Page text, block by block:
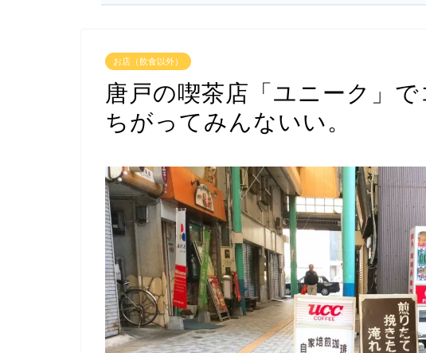
お店（飲食以外）
唐戸の喫茶店「ユニーク」
ちがってみんないい。